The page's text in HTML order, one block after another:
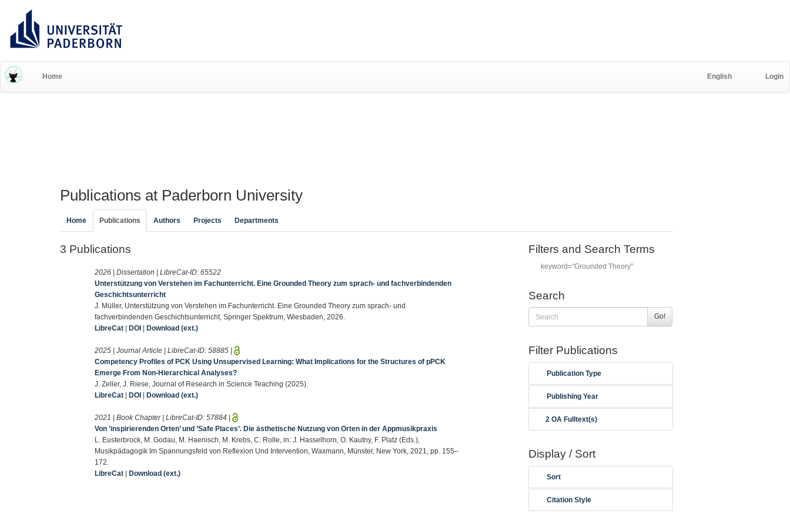
Home English Login
Publications at Paderborn University
Home Publications Authors Projects Departments
3 Publications
2026 | Dissertation | LibreCat-ID:65522
Unterstützung von Verstehen im Fachunterricht. Eine Grounded Theory zum sprach- und fachverbindenden
Geschichtsunterricht
J. Müller, Unterstützung von Verstehen im Fachunterricht. Eine Grounded Theory zum sprach- und
fachverbindenden Geschichtsunterricht, Springer Spektrum, Wiesbaden, 2026.
LibreCat |DOI |Download (ext.)
2025 | Journal Article | LibreCat-ID:58885 |
Competency Profiles of PCK Using Unsupervised Learning: What Implications for the Structures of pPCK
Emerge From Non-Hierarchical Analyses?
J. Zeller, J. Riese, Journal of Research in Science Teaching (2025).
LibreCat |DOI |Download (ext.)
2021 | Book Chapter | LibreCat-ID:57884 |
Von ’inspirierenden Orten’ und ’Safe Places’. Die ästhetische Nutzung von Orten in der Appmusikpraxis
L. Eusterbrock, M. Godau, M. Haenisch, M. Krebs, C. Rolle, in: J. Hasselhorn, O. Kautny, F. Platz (Eds.),
Musikpädagogik Im Spannungsfeld von Reflexion Und Intervention, Waxmann, Münster, New York, 2021, pp. 155–
172.
LibreCat |Download (ext.)
Filters and Search Terms
keyword="Grounded Theory"
Search
Go!
Filter Publications
Publication Type
Publishing Year
2 OA Fulltext(s)
Display / Sort
Sort
Citation Style